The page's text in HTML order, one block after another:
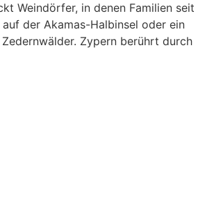
Weindörfer, in denen Familien seit
der Akamas-Halbinsel oder ein
Zypern berührt durch